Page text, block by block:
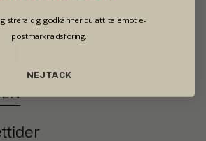
HAND - JEWELRY - WATCHES
dig godkänner du att ta emot e-
postmarknadsföring.
NEJ TACK